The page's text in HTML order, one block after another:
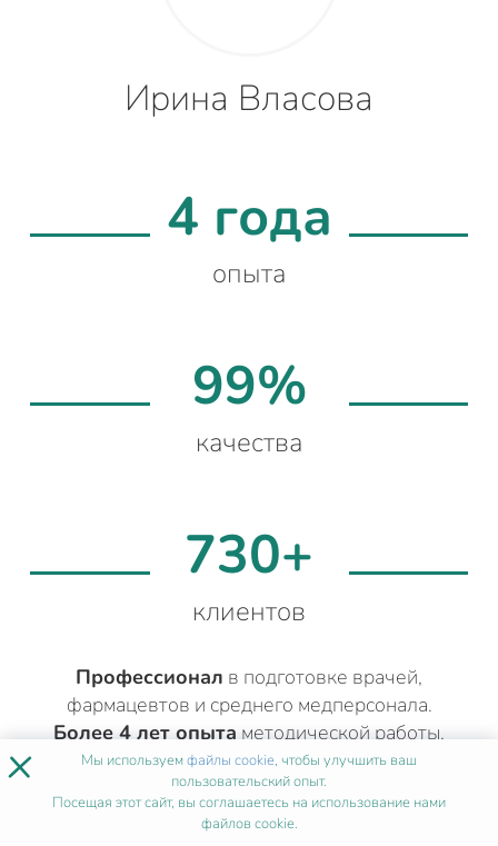
Ирина Власова
4 года
опыта
99%
качества
730+
клиентов
Профессионал в подготовке врачей,
фармацевтов и среднего медперсонала.
Более 4 лет опыта методической работы.
Составит подходящий учебный план
соответствии с вашей квалификацией.
× Мы используемфайлы cookie, чтобы улучшить ваш
пользовательский опыт.
Посещая этот сайт, вы соглашаетесь на использование нами
файлов cookie.